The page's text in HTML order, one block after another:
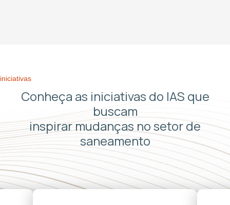
iniciativas
Conheça as iniciativas do IAS que
buscam
inspirar mudanças no setor de
saneamento